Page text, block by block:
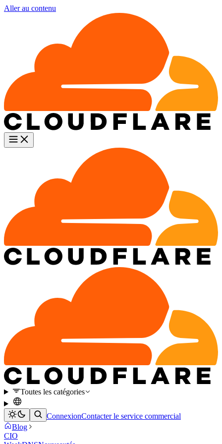
Aller au contenu
Toutes les catégories
ConnexionContacter le service commercial
Blog
CIO